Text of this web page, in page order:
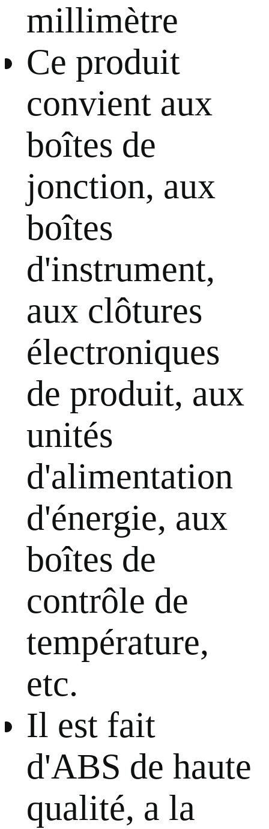
millimètre
Ce produit
convient aux
boîtes de
jonction, aux
boîtes
d'instrument,
aux clôtures
électroniques
de produit, aux
unités
d'alimentation
d'énergie, aux
boîtes de
contrôle de
température,
etc.
Il est fait
d'ABS de haute
qualité, a la